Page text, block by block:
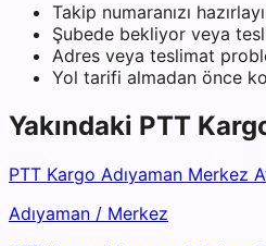
Takip numaranızı
Şubede bekliyor veya
Adres veya teslimat
Yol tarifi almadan önce
Yakındaki PTT
PTT Kargo Adıyaman Merkez
Adıyaman / Merkez